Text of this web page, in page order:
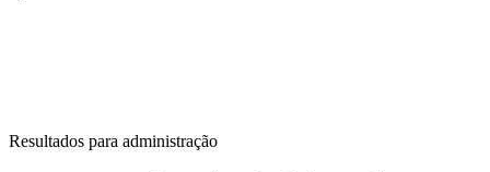
Resultados para administração